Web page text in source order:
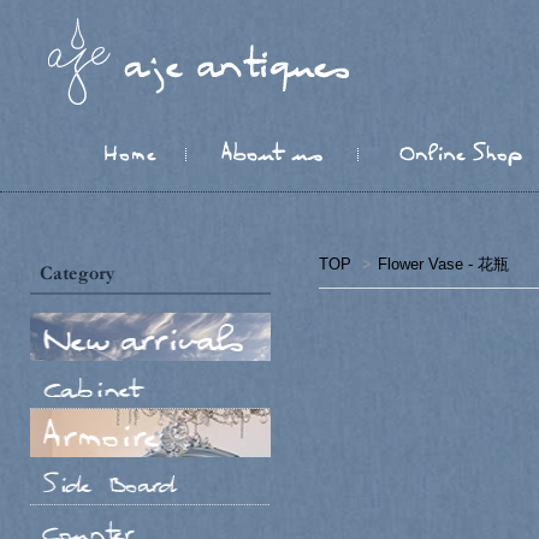
TOP > Flower Vase - 花瓶